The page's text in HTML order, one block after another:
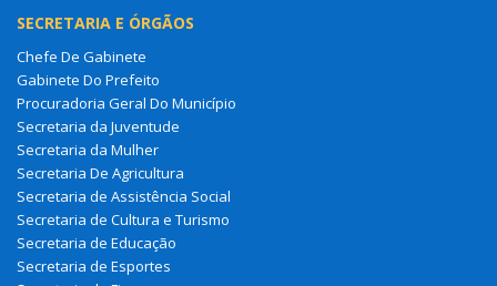
SECRETARIA E ÓRGÃOS
Chefe De Gabinete
Gabinete Do Prefeito
Procuradoria Geral Do Município
Secretaria da Juventude
Secretaria da Mulher
Secretaria De Agricultura
Secretaria de Assistência Social
Secretaria de Cultura e Turismo
Secretaria de Educação
Secretaria de Esportes